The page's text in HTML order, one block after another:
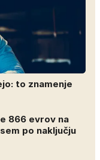
to znamenje
866 evrov na
po naključju